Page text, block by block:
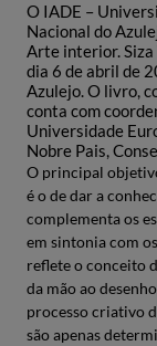
O IADE –
Nacional do
Arte interior. Siza
dia 6 de abril de
Azulejo. O livro,
conta com
Universidade
Nobre Pais,
O principal
é o de dar a
complementa os
em sintonia com
reflete o conceito
da mão ao
processo criativo
são apenas